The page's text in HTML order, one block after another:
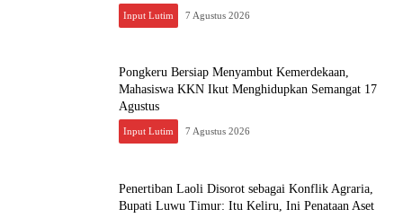
Input Lutim 7 Agustus 2026
Pongkeru Bersiap Menyambut Kemerdekaan,
Mahasiswa KKN Ikut Menghidupkan Semangat 17
Agustus
Input Lutim 7 Agustus 2026
Penertiban Laoli Disorot sebagai Konflik Agraria,
Bupati Luwu Timur: Itu Keliru, Ini Penataan Aset